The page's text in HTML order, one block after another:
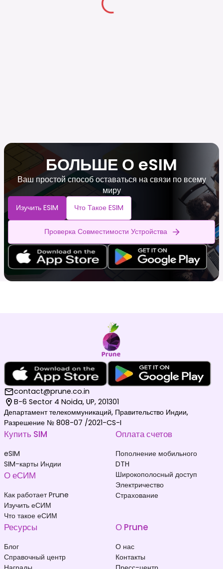
БОЛЬШЕ О eSIM
Ваш простой способ оставаться на связи по всему
миру
Изучить ESIM Что Такое ESIM
Проверка Совместимости Устройства
contact@prune.co.in
B-6 Sector 4 Noida, UP, 201301
Департамент телекоммуникаций, Правительство Индии,
Разрешение № 808-07 /2021-CS-I
Купить SIM
eSIM
SIM-карты Индии
О еСИМ
Как работает Prune
Изучить еСИМ
Что такое еСИМ
Оплата счетов
Пополнение мобильного
DTH
Широкополосный доступ
Электричество
Страхование
Ресурсы
Блог
Справочный центр
О Prune
О нас
Контакты